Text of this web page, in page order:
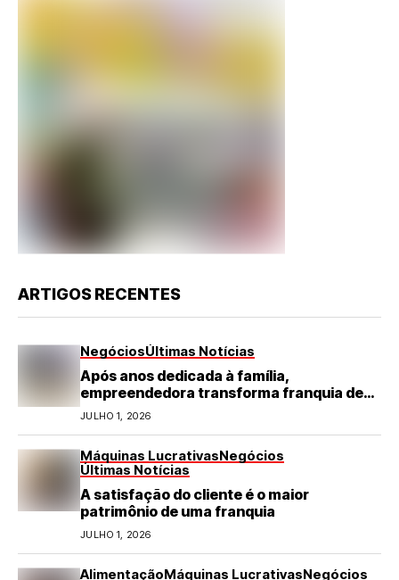
ARTIGOS RECENTES
NegóciosÚltimas Notícias
Após anos dedicada à família,
empreendedora transforma franquia de
turismo em negócio de destaque no RN
JULHO 1, 2026
Máquinas LucrativasNegócios
Últimas Notícias
A satisfação do cliente é o maior
patrimônio de uma franquia
JULHO 1, 2026
AlimentaçãoMáquinas LucrativasNegócios